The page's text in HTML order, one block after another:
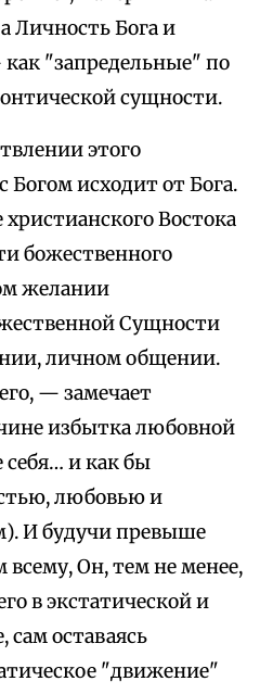
Личность Бога и
"запредельные" по
сущности.
этого
Богом исходит от Бога.
христианского Востока
божественного
желании
Сущности
личном общении.
— замечает
избытка любовной
себя… и как бы
любовью и
И будучи превыше
всему, Он, тем не менее,
в экстатической и
сам оставаясь
"движение"